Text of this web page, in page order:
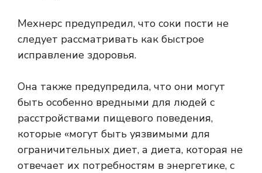
Мехнерс предупредил, что соки пости не
следует рассматривать как быстрое
исправление здоровья.
Она также предупредила, что они могут
быть особенно вредными для людей с
расстройствами пищевого поведения,
которые «могут быть уязвимыми для
ограничительных диет, а диета, которая не
отвечает их потребностям в энергетике, с